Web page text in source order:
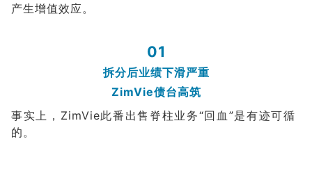
产生增值效应。
01
拆分后业绩下滑严重
ZimVie债台高筑
事实上，ZimVie此番出售脊柱业务“回血”是有迹可循
的。